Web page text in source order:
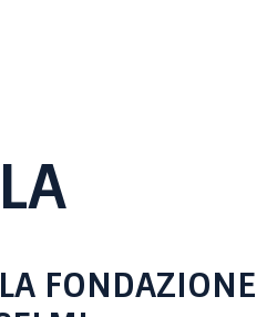
FONDAZIONE